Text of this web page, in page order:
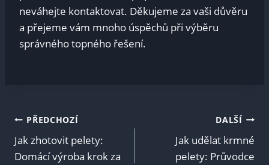
neváhejte kontaktovat. Děkujeme za vaši důvěru
a přejeme vám mnoho úspěchů při výběru
správného topného řešení.
Navigace
pro
PŘEDCHOZÍ
Jak zhotovit pelety:
Domácí výroba krok za
DALŠÍ
Jak udělat krmné
pelety: Průvodce